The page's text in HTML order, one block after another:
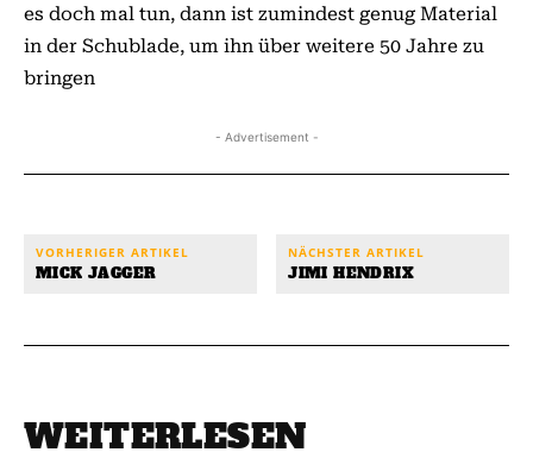
es doch mal tun, dann ist zumindest genug Material
in der Schublade, um ihn über weitere 50 Jahre zu
bringen
- Advertisement -
VORHERIGER ARTIKEL
MICK JAGGER
NÄCHSTER ARTIKEL
JIMI HENDRIX
WEITERLESEN